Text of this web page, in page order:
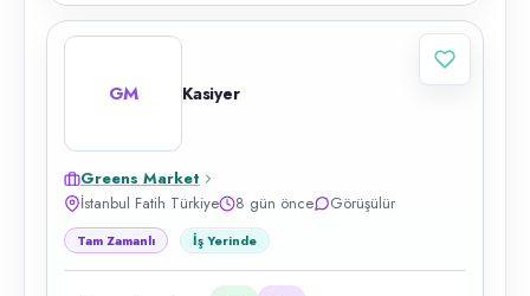
GM Kasiyer
Greens Market
İstanbul Fatih Türkiye
8 gün önce Görüşülür
Tam Zamanlı İş Yerinde